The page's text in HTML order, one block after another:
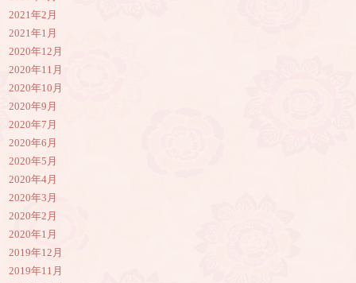
2021年2月
2021年1月
2020年12月
2020年11月
2020年10月
2020年9月
2020年7月
2020年6月
2020年5月
2020年4月
2020年3月
2020年2月
2020年1月
2019年12月
2019年11月